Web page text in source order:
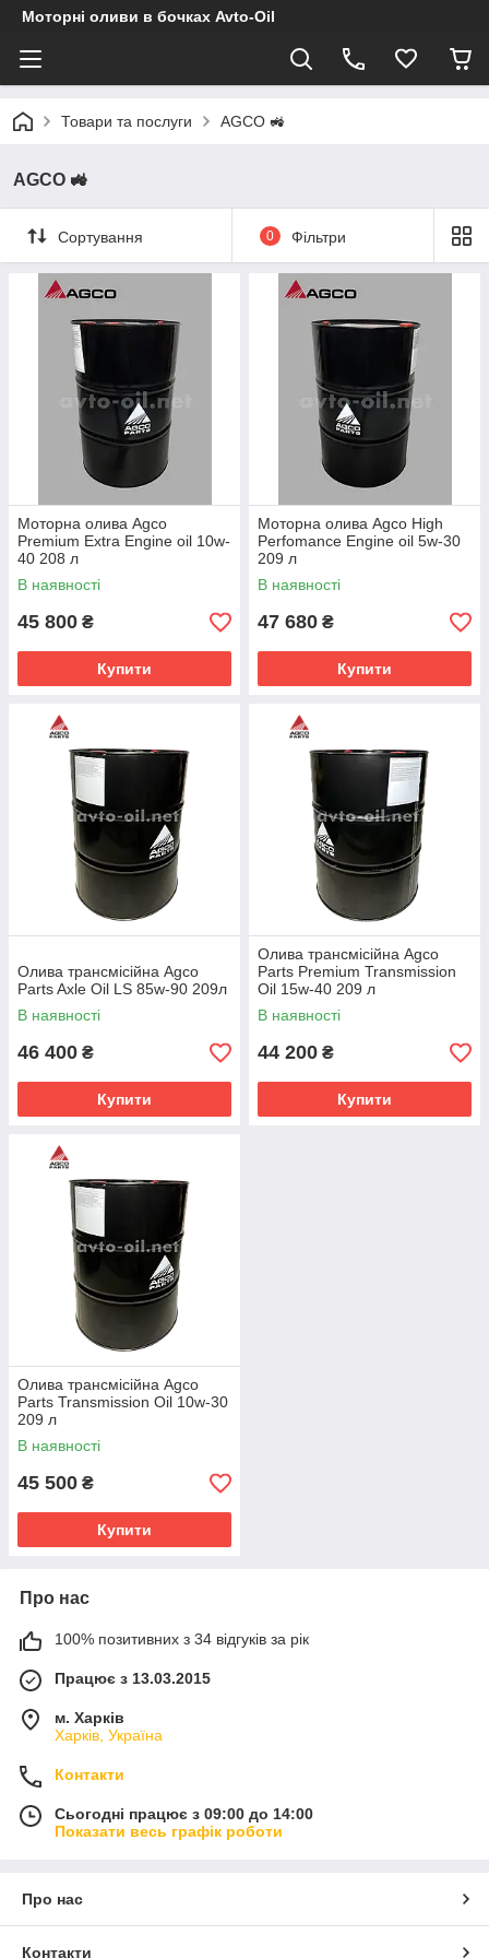
Моторні оливи в бочках Avto-Oil
Товари та послуги AGCO 🚜
AGCO 🚜
Сортування 0 Фільтри
Моторна олива Agco
Premium Extra Engine oil 10w-
40 208 л
В наявності
45 800 ₴
Купити
Моторна олива Agco High
Perfomance Engine oil 5w-30
209 л
В наявності
47 680 ₴
Купити
Олива трансмісійна Agco
Parts Axle Oil LS 85w-90 209л
В наявності
46 400 ₴
Купити
Олива трансмісійна Agco
Parts Premium Transmission
Oil 15w-40 209 л
В наявності
44 200 ₴
Купити
Олива трансмісійна Agco
Parts Transmission Oil 10w-30
209 л
В наявності
45 500 ₴
Купити
Про нас
100% позитивних з 34 відгуків за рік
Працює з 13.03.2015
м. Харків
Харків, Україна
Контакти
Сьогодні працює з 09:00 до 14:00
Показати весь графік роботи
Про нас
Контакти